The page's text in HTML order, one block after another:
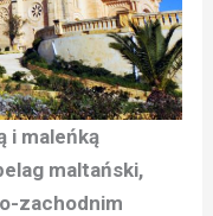
i maleńką
maltański,
zachodnim